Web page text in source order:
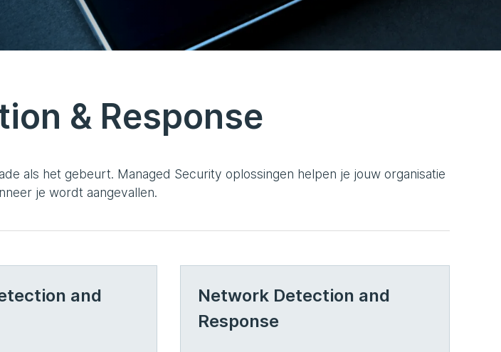
& Response
als het gebeurt. Managed Security oplossingen helpen je jouw organisatie
je wordt aangevallen.
and
Network Detection and
Response